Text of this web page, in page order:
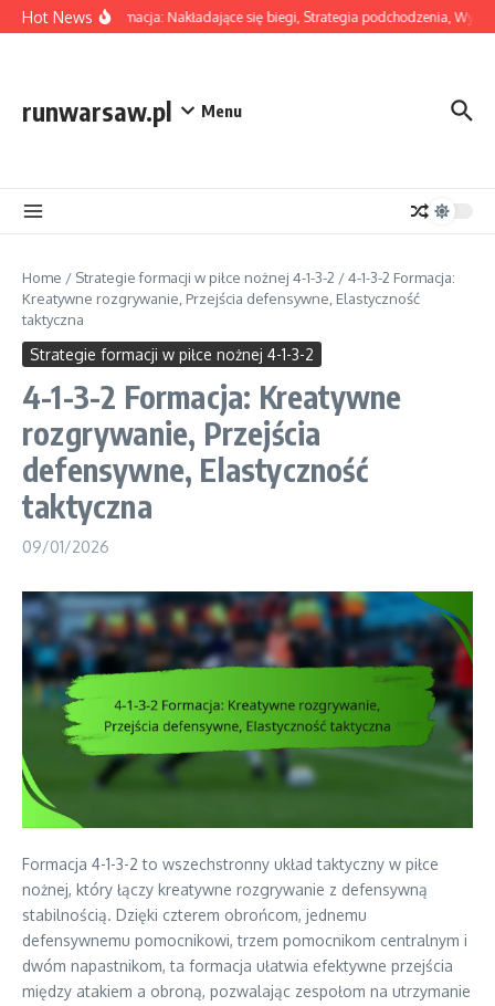
Skip to content
Hot News
4-1-3-2 Formacja: Nakładające się biegi, Strategia podchodzenia,
runwarsaw.pl Menu
Home / Strategie formacji w piłce nożnej 4-1-3-2 /4-1-3-2 Formacja:
Kreatywne rozgrywanie, Przejścia defensywne, Elastyczność
taktyczna
Strategie formacji w piłce nożnej 4-1-3-2
4-1-3-2 Formacja: Kreatywne
rozgrywanie, Przejścia
defensywne, Elastyczność
taktyczna
09/01/2026
Formacja 4-1-3-2 to wszechstronny układ taktyczny w piłce
nożnej, który łączy kreatywne rozgrywanie z defensywną
stabilnością. Dzięki czterem obrońcom, jednemu
defensywnemu pomocnikowi, trzem pomocnikom centralnym i
dwóm napastnikom, ta formacja ułatwia efektywne przejścia
między atakiem a obroną, pozwalając zespołom na utrzymanie